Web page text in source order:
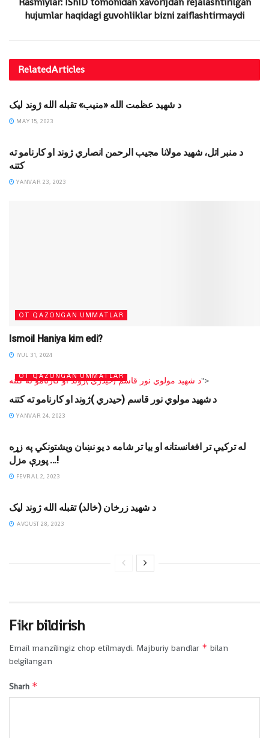
hujumlar haqidagi guvohliklar bizni zaiflashtirmaydi
RelatedArticles
OT QAZONGAN UMMATLAR
د شهيد عظمت الله «منيب» تقبله الله ژوند ليک
MAY 15, 2023
د منبر اتل، شهید مولانا مجیب الرحمن انصاري ژوند او کارنامو ته
کتنه
YANVAR 23, 2023
OT QAZONGAN UMMATLAR
Ismoil Haniya kim edi?
IYUL 31, 2024
د شهید مولوي نور قاسم (حیدري )ژوند او کارنامو ته کتنه">
OT QAZONGAN UMMATLAR
د شهید مولوي نور قاسم (حیدري )ژوند او کارنامو ته کتنه
YANVAR 24, 2023
له ترکیې تر افغانستانه او بيا تر شامه د يو نښان ويشتونکي په زړه
پورې مزل …!
FEVRAL 2, 2023
د شهید زرخان (خالد) تقبله الله ژوند لیک
AVGUST 28, 2023
Fikr bildirish
Email manzilingiz chop etilmaydi. Majburiy bandlar * bilan
belgilangan
Sharh *